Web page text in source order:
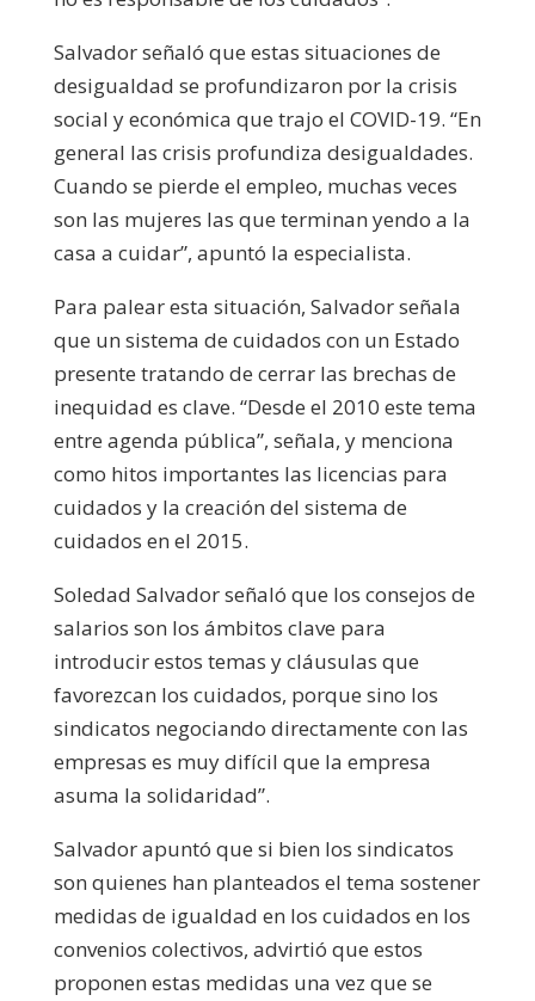
Salvador señaló que estas situaciones de
desigualdad se profundizaron por la crisis
social y económica que trajo el COVID-19. “En
general las crisis profundiza desigualdades.
Cuando se pierde el empleo, muchas veces
son las mujeres las que terminan yendo a la
casa a cuidar”, apuntó la especialista.
Para palear esta situación, Salvador señala
que un sistema de cuidados con un Estado
presente tratando de cerrar las brechas de
inequidad es clave. “Desde el 2010 este tema
entre agenda pública”, señala, y menciona
como hitos importantes las licencias para
cuidados y la creación del sistema de
cuidados en el 2015.
Soledad Salvador señaló que los consejos de
salarios son los ámbitos clave para
introducir estos temas y cláusulas que
favorezcan los cuidados, porque sino los
sindicatos negociando directamente con las
empresas es muy difícil que la empresa
asuma la solidaridad”.
Salvador apuntó que si bien los sindicatos
son quienes han planteados el tema sostener
medidas de igualdad en los cuidados en los
convenios colectivos, advirtió que estos
proponen estas medidas una vez que se